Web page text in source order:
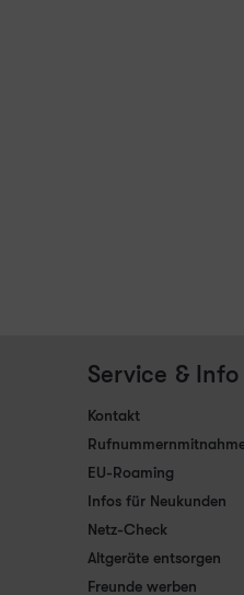
Service & Info
Kontakt
EU-Roaming
Infos für Neukunden
Netz-Check
Altgeräte entsorgen
Freunde werben